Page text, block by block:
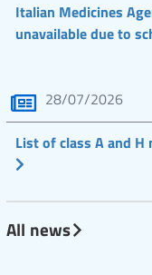
Italian Medicines
unavailable due to
28/07/2026
List of class A and
All news